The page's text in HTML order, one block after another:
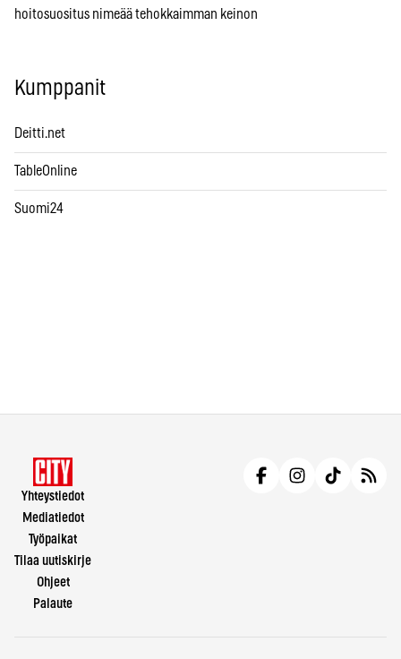
hoitosuositus nimeää tehokkaimman keinon
Kumppanit
Deitti.net
TableOnline
Suomi24
Yhteystiedot
Mediatiedot
Työpaikat
Tilaa uutiskirje
Ohjeet
Palaute